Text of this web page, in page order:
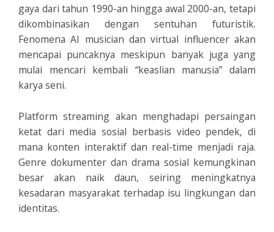
gaya dari tahun 1990-an hingga awal 2000-an, tetapi
dikombinasikan dengan sentuhan futuristik.
Fenomena AI musician dan virtual influencer akan
mencapai puncaknya meskipun banyak juga yang
mulai mencari kembali “keaslian manusia” dalam
karya seni.
Platform streaming akan menghadapi persaingan
ketat dari media sosial berbasis video pendek, di
mana konten interaktif dan real-time menjadi raja.
Genre dokumenter dan drama sosial kemungkinan
besar akan naik daun, seiring meningkatnya
kesadaran masyarakat terhadap isu lingkungan dan
identitas.